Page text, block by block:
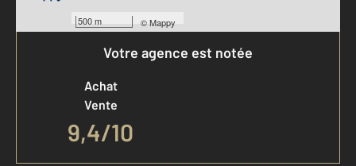
500 m ©Mappy
Votre agence est notée
Achat
Vente
9,4/10